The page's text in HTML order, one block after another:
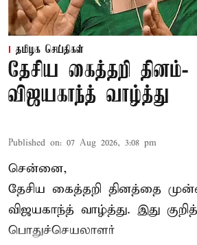
தமிழக செய்திகள்
தேசிய கைத்தறி தினம்-
விஜயகாந்த் வாழ்த்து
Published on: 07 Aug 2026, 3:08 pm
சென்னை,
தேசிய கைத்தறி தினத்தை
விஜயகாந்த் வாழ்த்து. இது
பொதுச்செயலாளர்